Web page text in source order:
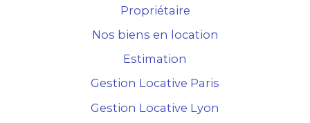
Propriétaire
Nos biens en location
Estimation
Gestion Locative Paris
Gestion Locative Lyon